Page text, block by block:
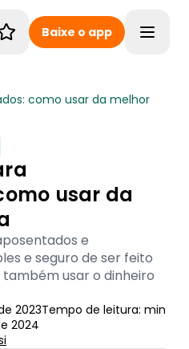
Baixe o app
como usar da melhor
usar da
e
e seguro de ser feito
também usar o dinheiro
2023Tempo de leitura: min
2024